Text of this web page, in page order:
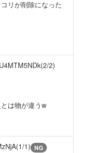
リが削除になった
2)
は物が違うw
1) NG